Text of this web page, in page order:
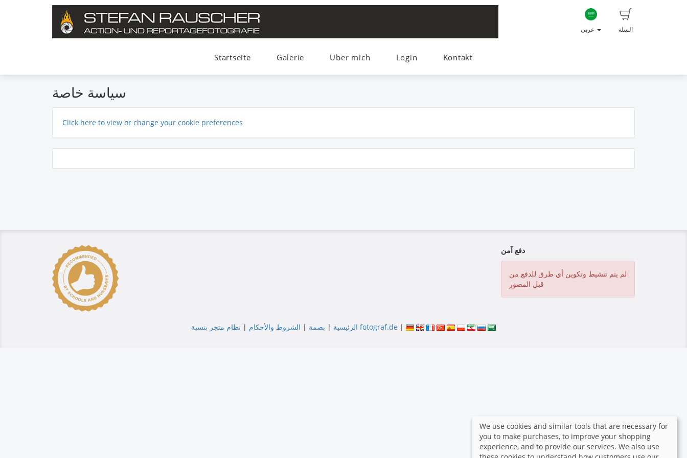
السلة
Startseite Galerie Über mich Login Kontakt
سياسة خاصة
Click here to view or change your cookie preferences
دفع آمن
لم يتم تنشيط وتكوين أي طرق للدفع من
قبل المصور
الرئيسية | بصمة | الشروط والأحكام | نظام متجر بنسبة fotograf.de |
We use cookies and similar tools that are necessary for
you to make purchases, to improve your shopping
experience, and to provide our services. We also use